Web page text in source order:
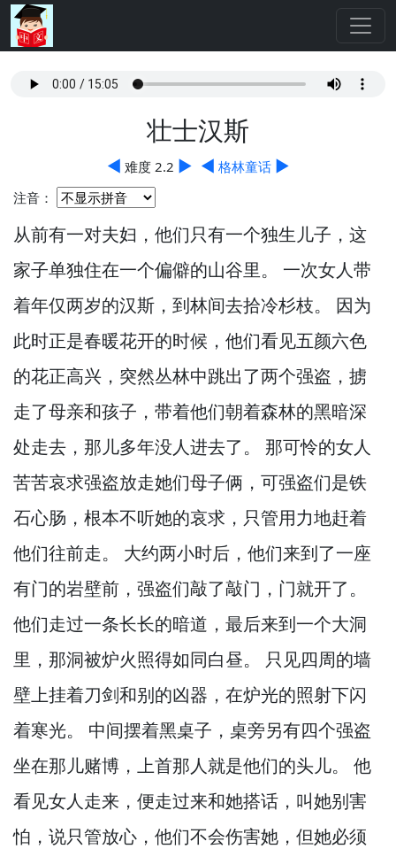
壮士汉斯
◀ 难度 2.2 ▶ ◀ 格林童话 ▶
注音：
从前有一对夫妇， 他们只有一个独生儿子， 这
家子单独住在一个偏僻的山谷里。
一次女人带
着年仅两岁的汉斯， 到林间去拾冷杉枝。
因为
此时正是春暖花开的时候， 他们看见五颜六色
的花正高兴， 突然丛林中跳出了两个强盗， 掳
走了母亲和孩子， 带着他们朝着森林的黑暗深
处走去， 那儿多年没人进去了。
那可怜的女人
苦苦哀求强盗放走她们母子俩， 可强盗们是铁
石心肠， 根本不听她的哀求， 只管用力地赶着
他们往前走。
大约两小时后， 他们来到了一座
有门的岩壁前， 强盗们敲了敲门， 门就开了。
他们走过一条长长的暗道， 最后来到一个大洞
里， 那洞被炉火照得如同白昼。
只见四周的墙
壁上挂着刀剑和别的凶器， 在炉光的照射下闪
着寒光。
中间摆着黑桌子， 桌旁另有四个强盗
坐在那儿赌博， 上首那人就是他们的头儿。
他
看见女人走来， 便走过来和她搭话， 叫她别害
怕， 说只管放心， 他们不会伤害她， 但她必须